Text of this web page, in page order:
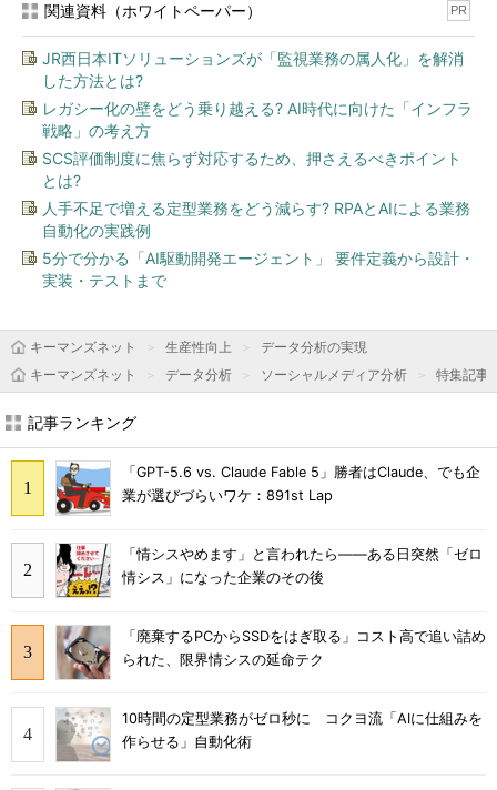
関連資料（ホワイトペーパー） PR
JR西日本ITソリューションズが「監視業務の属人化」を解消
した方法とは?
レガシー化の壁をどう乗り越える? AI時代に向けた「インフラ
戦略」の考え方
SCS評価制度に焦らず対応するため、押さえるべきポイント
とは?
人手不足で増える定型業務をどう減らす? RPAとAIによる業務
自動化の実践例
5分で分かる「AI駆動開発エージェント」 要件定義から設計・
実装・テストまで
キーマンズネット 生産性向上
データ分析の実現
キーマンズネット
データ分析 ソーシャルメディア分析 特集記事
記事ランキング
「GPT-5.6 vs. Claude Fable 5」勝者はClaude、でも企
業が選びづらいワケ：891st Lap
「情シスやめます」と言われたら――ある日突然「ゼロ
情シス」になった企業のその後
「廃棄するPCからSSDをはぎ取る」コスト高で追い詰め
られた、限界情シスの延命テク
10時間の定型業務がゼロ秒に コクヨ流「AIに仕組みを
作らせる」自動化術